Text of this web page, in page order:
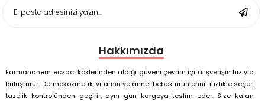
Hakkımızda
Farmahanem eczacı köklerinden aldığı güveni çevrim içi alışverişin hızıyla
buluşturur. Dermokozmetik, vitamin ve anne-bebek ürünlerini titizlikle seçer,
tazelik kontrolünden geçirir, aynı gün kargoya teslim eder. Size kalan